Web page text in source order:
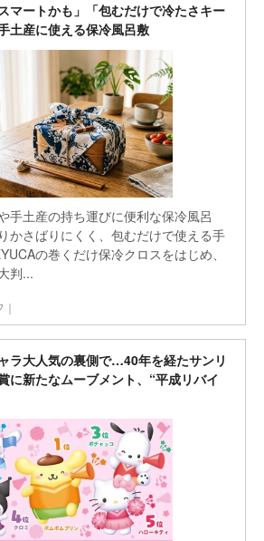
マートかも」「包むだけで冷たさキー
土産に使える保冷風呂敷
手土産の持ち運びに便利な保冷風呂
かさばりにくく、包むだけで使える手
の巻くだけ保冷クロスをはじめ、
判...
ラ大人気の裏側で…40年を経たサンリ
に新たなムーブメント、“平成リバイ